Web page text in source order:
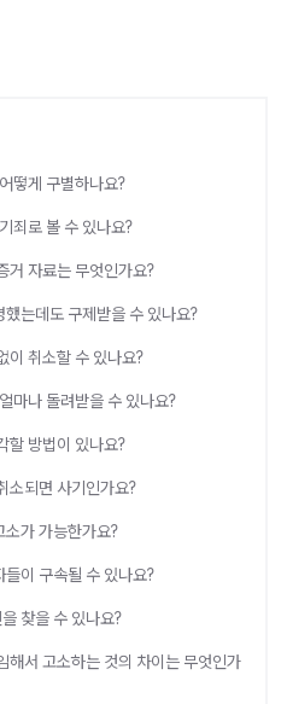
떻게 구별하나요?
죄로 볼 수 있나요?
거 자료는 무엇인가요?
는데도 구제받을 수 있나요?
이 취소할 수 있나요?
마나 돌려받을 수 있나요?
할 방법이 있나요?
소되면 사기인가요?
소가 가능한가요?
이 구속될 수 있나요?
찾을 수 있나요?
해서 고소하는 것의 차이는 무엇인가